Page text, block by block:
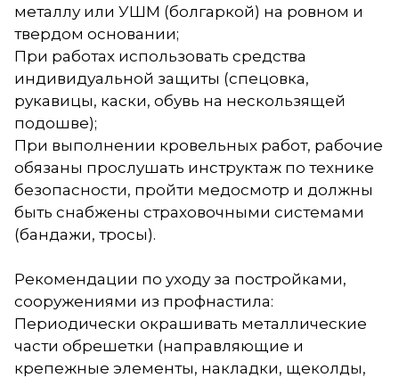
металлу или УШМ (болгаркой) на ровном и
твердом основании;
При работах использовать средства
индивидуальной защиты (спецовка,
рукавицы, каски, обувь на нескользящей
подошве);
При выполнении кровельных работ, рабочие
обязаны прослушать инструктаж по технике
безопасности, пройти медосмотр и должны
быть снабжены страховочными системами
(бандажи, тросы).
Рекомендации по уходу за постройками,
сооружениями из профнастила:
Периодически окрашивать металлические
части обрешетки (направляющие и
крепежные элементы, накладки, щеколды,